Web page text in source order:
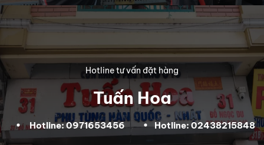
Hotline tư vấn đặt hàng
Tuấn Hoa
Hotline: 0971653456 Hotline: 02438215848